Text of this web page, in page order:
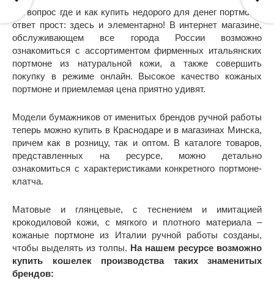
На вопрос где и как купить недорого для денег портмоне,
ответ прост: здесь и элементарно! В интернет магазине,
обслуживающем все города России возможно
ознакомиться с ассортиментом фирменных итальянских
портмоне из натуральной кожи, а также совершить
покупку в режиме онлайн. Высокое качество кожаных
портмоне и приемлемая цена приятно удивят.
Модели бумажников от именитых брендов ручной работы
теперь можно купить в Краснодаре и в магазинах Минска,
причем как в розницу, так и оптом. В каталоге товаров,
представленных на ресурсе, можно детально
ознакомиться с характеристиками конкретного портмоне-
клатча.
Матовые и глянцевые, с теснением и имитацией
крокодиловой кожи, с мягкого и плотного материала –
кожаные портмоне из Италии ручной работы созданы,
чтобы выделять из толпы. На нашем ресурсе возможно
купить кошелек производства таких знаменитых
брендов: